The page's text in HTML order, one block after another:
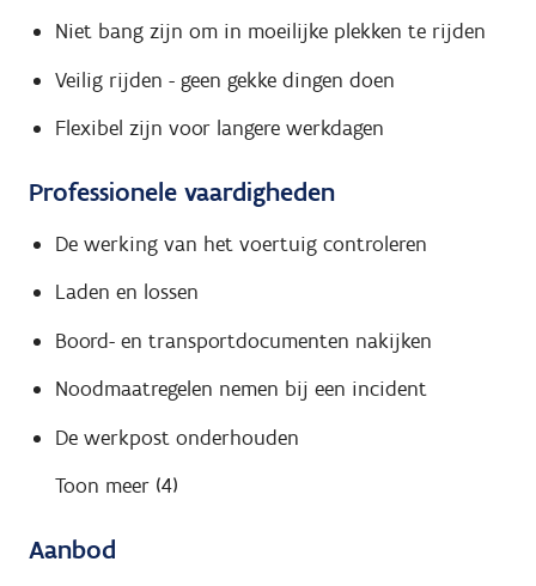
Niet bang zijn om in moeilijke plekken te rijden
Veilig rijden - geen gekke dingen doen
Flexibel zijn voor langere werkdagen
Professionele vaardigheden
De werking van het voertuig controleren
Laden en lossen
Boord- en transportdocumenten nakijken
Noodmaatregelen nemen bij een incident
De werkpost onderhouden
Toon meer (4)
Aanbod